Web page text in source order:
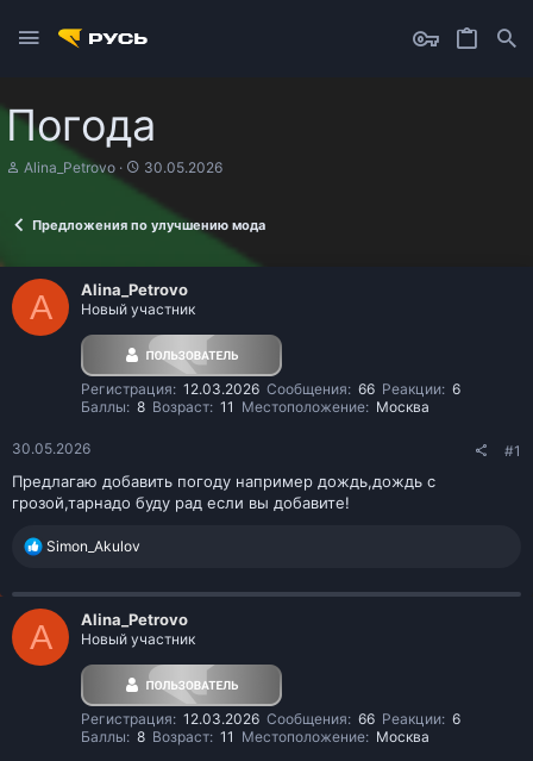
Погода
А
е
ы
Alina_Petrovo
Д
а
ч
а
л
а
30.05.2026
Предложения по улучшению мода
A Alina_Petrovo
Новый участник
Регистрация 12.03.2026 Сообщения 66 Реакции 6
Баллы
8 Возраст 11 Местоположение Москва
30.05.2026 #1
Предлагаю добавить погоду например дождь,дождь с
грозой,тарнадо буду рад если вы добавите!
Р
к
и
и
Simon_Akulov
A Alina_Petrovo
Новый участник
Регистрация 12.03.2026 Сообщения 66 Реакции 6
Баллы
8 Возраст 11 Местоположение Москва